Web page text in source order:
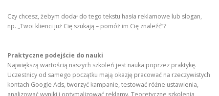
Czy chcesz, żebym dodał do tego tekstu hasła reklamowe lub slogan,
np. „Twoi klienci już Cię szukają – pomóż im Cię znaleźć”?
Praktyczne podejście do nauki
Największą wartością naszych szkoleń jest nauka poprzez praktykę.
Uczestnicy od samego początku mają okazję pracować na rzeczywistych
kontach Google Ads, tworzyć kampanie, testować różne ustawienia,